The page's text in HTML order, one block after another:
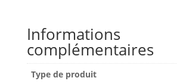
Informations
complémentaires
Type de produit